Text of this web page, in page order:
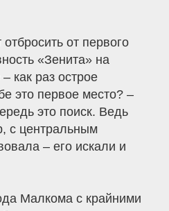
от первого
«Зенита» на
как раз острое
это первое место? –
это поиск. Ведь
с центральным
– его искали и
Малкома с крайними